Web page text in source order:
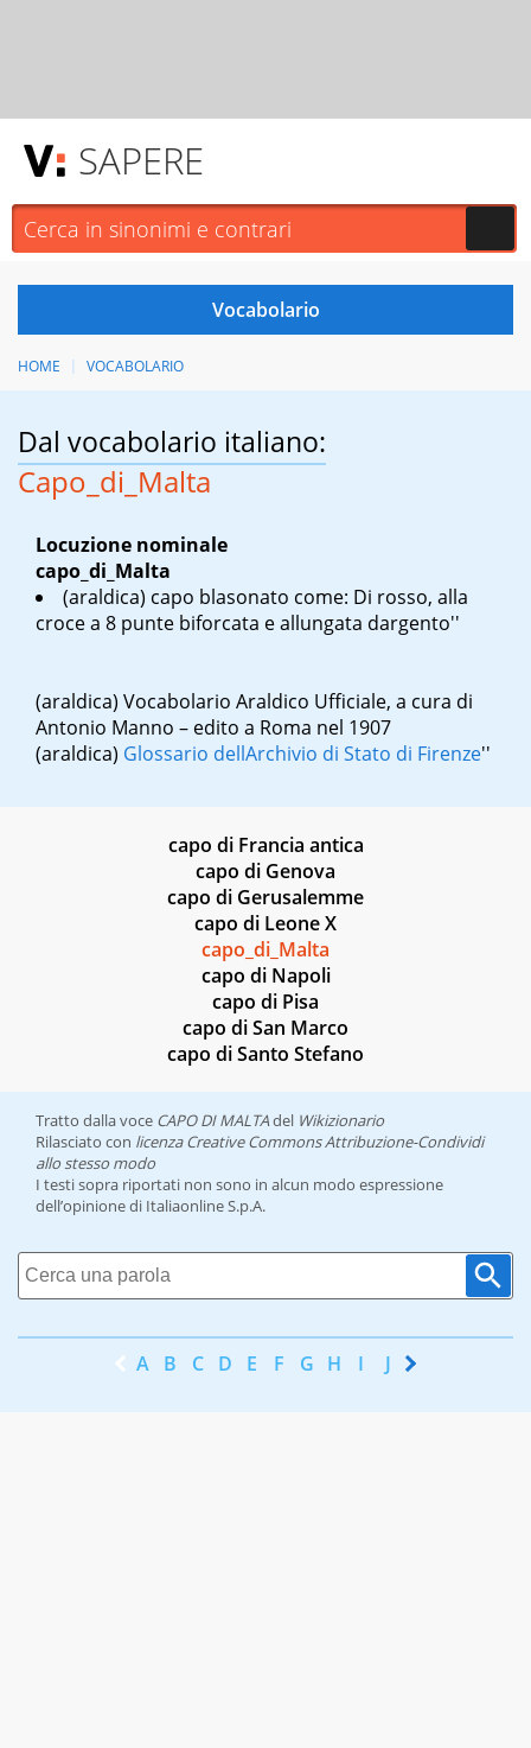
SAPERE
HOME VOCABOLARIO
Dal vocabolario italiano:
Capo_di_Malta
Locuzione nominale
capo_di_Malta
(araldica) capo blasonato come: Di rosso, alla
croce a 8 punte biforcata e allungata dargento''
(araldica) Vocabolario Araldico Ufficiale, a cura di
Antonio Manno – edito a Roma nel 1907
(araldica) Glossario dellArchivio di Stato di Firenze''
capo di Francia antica
capo di Genova
capo di Gerusalemme
capo di Leone X
capo_di_Malta
capo di Napoli
capo di Pisa
capo di San Marco
capo di Santo Stefano
Tratto dalla voce CAPO DI MALTAdel Wikizionario
Rilasciato con licenza Creative Commons Attribuzione-Condividi
allo stesso modo
I testi sopra riportati non sono in alcun modo espressione
dell’opinione di Italiaonline S.p.A.
A B C D E F G H I J K